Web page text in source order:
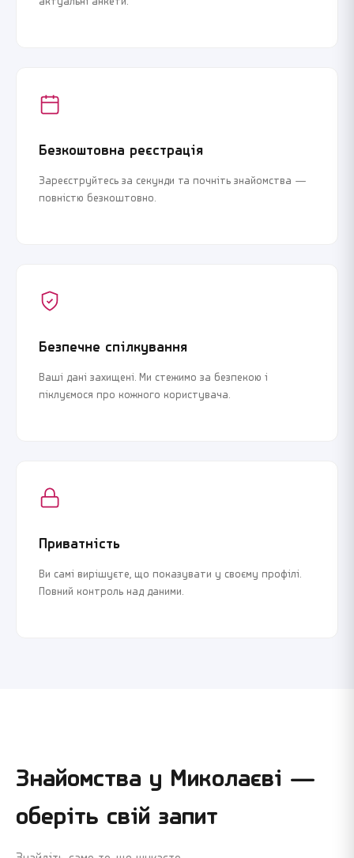
Безкоштовна реєстрація
Зареєструйтесь за секунди та почніть знайомства —
повністю безкоштовно.
Безпечне спілкування
Ваші дані захищені. Ми стежимо за безпекою і
піклуємося про кожного користувача.
Приватність
Ви самі вирішуєте, що показувати у своєму профілі.
Повний контроль над даними.
Знайомства у Миколаєві —
оберіть свій запит